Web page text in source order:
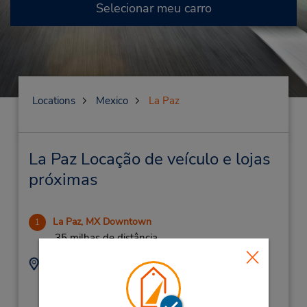
Selecionar meu carro
Locations Mexico La Paz
La Paz Locação de veículo e lojas
próximas
1 La Paz, MX Downtown
.35 milhas de distância
Endereço:
Paseo Alvaro Obregon
5591809400